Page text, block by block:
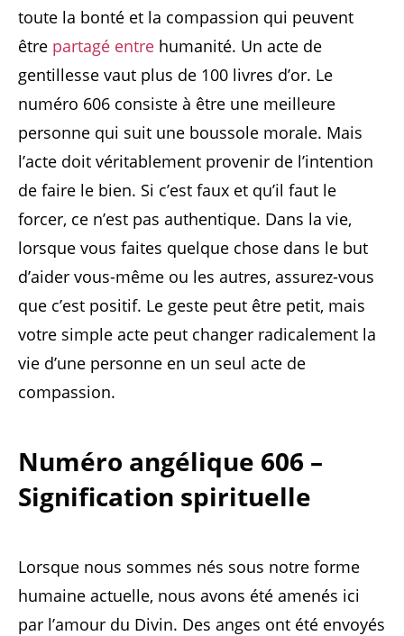
toute la bonté et la compassion qui peuvent
être partagé entre humanité. Un acte de
gentillesse vaut plus de 100 livres d’or. Le
numéro 606 consiste à être une meilleure
personne qui suit une boussole morale. Mais
l’acte doit véritablement provenir de l’intention
de faire le bien. Si c’est faux et qu’il faut le
forcer, ce n’est pas authentique. Dans la vie,
lorsque vous faites quelque chose dans le but
d’aider vous-même ou les autres, assurez-vous
que c’est positif. Le geste peut être petit, mais
votre simple acte peut changer radicalement la
vie d’une personne en un seul acte de
compassion.
Numéro angélique 606 –
Signification spirituelle
Lorsque nous sommes nés sous notre forme
humaine actuelle, nous avons été amenés ici
par l’amour du Divin. Des anges ont été envoyés